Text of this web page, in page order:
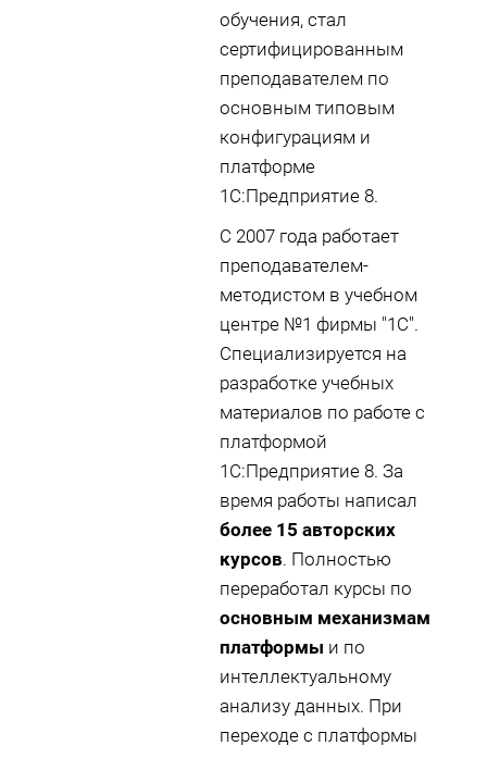
обучения, стал
сертифицированным
преподавателем по
основным типовым
конфигурациям и
платформе
1С:Предприятие 8.
С 2007 года работает
преподавателем-
методистом в учебном
центре №1 фирмы "1С".
Специализируется на
разработке учебных
материалов по работе с
платформой
1С:Предприятие 8. За
время работы написал
более 15 авторских
курсов. Полностью
переработал курсы по
основным механизмам
платформы и по
интеллектуальному
анализу данных. При
переходе с платформы